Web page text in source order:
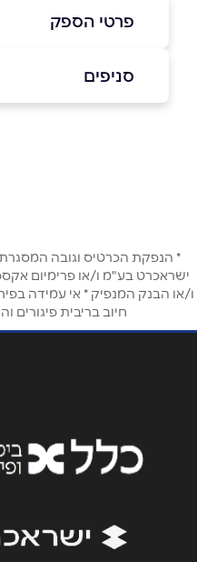
פרטי הספק
טלפון*
אימייל *
הודעה*
סניפים
* הנפקת הכרטיס וגובה
ישראכרט בע"מ ו/או פרימיום
ו/או הבנק המנפיק * אי עמידה
חיוב בריבית פיגורים